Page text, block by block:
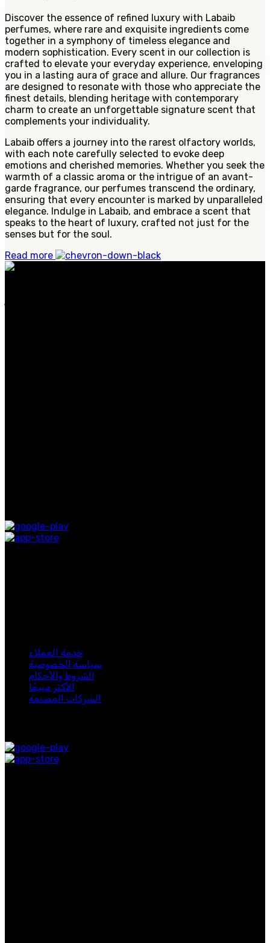
Discover the essence of refined luxury with Labaib
perfumes, where rare and exquisite ingredients come
together in a symphony of timeless elegance and
modern sophistication. Every scent in our collection is
crafted to elevate your everyday experience, enveloping
you in a lasting aura of grace and allure. Our fragrances
are designed to resonate with those who appreciate the
finest details, blending heritage with contemporary
charm to create an unforgettable signature scent that
complements your individuality.
Labaib offers a journey into the rarest olfactory worlds,
with each note carefully selected to evoke deep
emotions and cherished memories. Whether you seek the
warmth of a classic aroma or the intrigue of an avant-
garde fragrance, our perfumes transcend the ordinary,
ensuring that every encounter is marked by unparalleled
elegance. Indulge in Labaib, and embrace a scent that
speaks to the heart of luxury, crafted not just for the
senses but for the soul.
Read more
خدمة العملاء
سياسة الخصوصية
الشروط والأحكام
الأكثر مبيعًا
الشركات المصنعة